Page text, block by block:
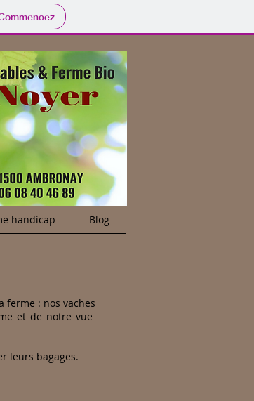
handicap Blog
ferme : nos vaches
et de notre vue
leurs bagages.